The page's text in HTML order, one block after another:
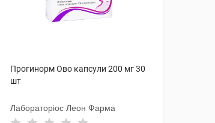
Прогинорм Ово капсули 200 мг 30
шт
Лабораторіос Леон Фарма